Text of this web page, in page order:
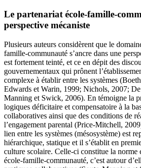
Le partenariat école-famille-
perspective mécaniste
Plusieurs auteurs considèrent que le
famille-communauté s’ancre dans une
est fortement teinté, et ce en dépit des
gouvernementaux qui prônent
complexe à établir entre les systèmes
Edwards et Warin, 1999; Nichols, 2007;
Manning et Swick, 2006). En témoigne la
logiques déficitaire et compensatoire à la
collaboratives ainsi que des conditions de
l’engagement parental (Price-Mitchell,
lien entre les systèmes (mésosystème) est
hiérarchique, statique et il s’établit en
culture scolaire. Celle-ci constitue la norme
école-famille-communauté, c’est autour